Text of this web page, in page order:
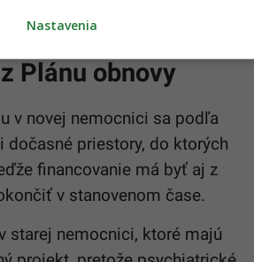
Plánu obnovy
v novej nemocnici sa podľa
dočasné priestory, do ktorých
financovanie má byť aj z
v stanovenom čase.
starej nemocnici, ktoré majú
Nastavenia